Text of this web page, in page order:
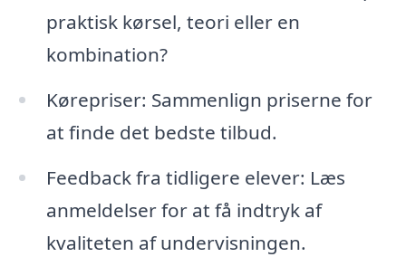
praktisk kørsel, teori eller en
kombination?
Kørepriser: Sammenlign priserne for
at finde det bedste tilbud.
Feedback fra tidligere elever: Læs
anmeldelser for at få indtryk af
kvaliteten af undervisningen.